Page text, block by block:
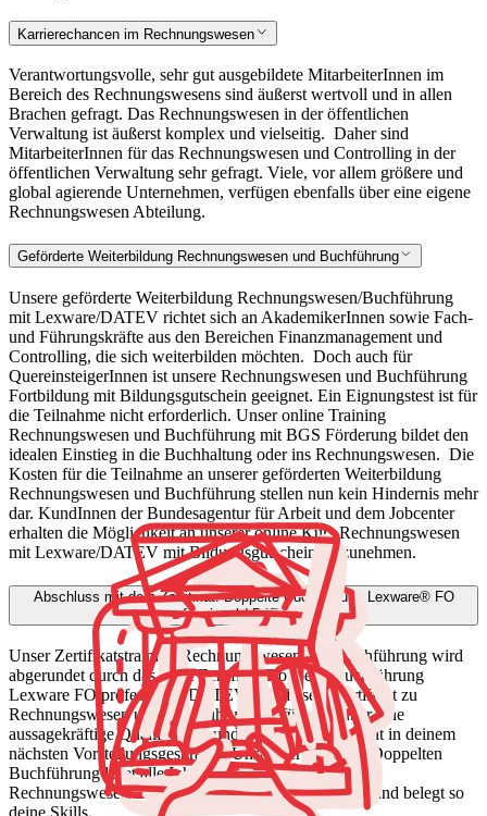
Karrierechancen im Rechnungswesen
Verantwortungsvolle, sehr gut ausgebildete MitarbeiterInnen im
Bereich des Rechnungswesens sind äußerst wertvoll und in allen
Brachen gefragt. Das Rechnungswesen in der öffentlichen
Verwaltung ist äußerst komplex und vielseitig. Daher sind
MitarbeiterInnen für das Rechnungswesen und Controlling in der
öffentlichen Verwaltung sehr gefragt. Viele, vor allem größere und
global agierende Unternehmen, verfügen ebenfalls über eine eigene
Rechnungswesen Abteilung.
Geförderte Weiterbildung Rechnungswesen und Buchführung
Unsere geförderte Weiterbildung Rechnungswesen/Buchführung
mit Lexware/DATEV richtet sich an AkademikerInnen sowie Fach-
und Führungskräfte aus den Bereichen Finanzmanagement und
Controlling, die sich weiterbilden möchten. Doch auch für
QuereinsteigerInnen ist unsere Rechnungswesen und Buchführung
Fortbildung mit Bildungsgutschein geeignet. Ein Eignungstest ist für
die Teilnahme nicht erforderlich. Unser online Training
Rechnungswesen und Buchführung mit BGS Förderung bildet den
idealen Einstieg in die Buchhaltung oder ins Rechnungswesen. Die
Kosten für die Teilnahme an unserer geförderten Weiterbildung
Rechnungswesen und Buchführung stellen nun kein Hindernis mehr
dar. KundInnen der Bundesagentur für Arbeit und dem Jobcenter
erhalten die Möglichkeit an unserer online Kurs Rechnungswesen
mit Lexware/DATEV mit Bildungsgutschein teilzunehmen.
Abschluss mit dem Zertifikat: Doppelte Buchführung Lexware®️ FO
professional / DATEV®️
Unser Zertifikatstraining Rechnungswesen und Buchführung wird
abgerundet durch das BTA Zertifikat Doppelte Buchführung
Lexware FO professional/DATEV. Mit diesem Zertifikat zu
Rechnungswesen und Buchführung verfügst du über eine
aussagekräftige Qualifikation und ein echtes Argument in deinem
nächsten Vorstellungsgespräch. Unser Zertifikat zur Doppelten
Buchführung listet alle Inhalte unseres
Rechnungswesen/Buchführung Zertifikatskurses auf und belegt so
deine Skills.